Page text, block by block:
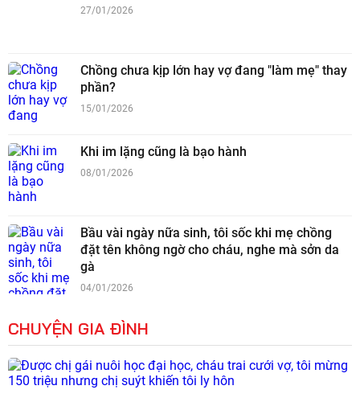
27/01/2026
Chồng chưa kịp lớn hay vợ đang "làm mẹ" thay
phần?
15/01/2026
Khi im lặng cũng là bạo hành
08/01/2026
Bầu vài ngày nữa sinh, tôi sốc khi mẹ chồng
đặt tên không ngờ cho cháu, nghe mà sởn da
gà
04/01/2026
CHUYỆN GIA ĐÌNH